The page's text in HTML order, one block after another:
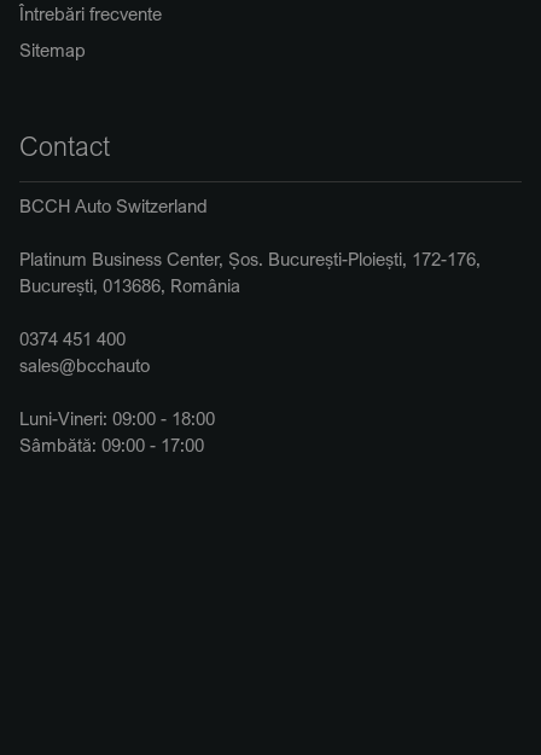
Întrebări frecvente
Sitemap
Contact
BCCH Auto Switzerland
Platinum Business Center, Șos. București-Ploiești, 172-176,
București, 013686, România
0374 451 400
sales@bcchauto
Luni-Vineri: 09:00 - 18:00
Sâmbătă: 09:00 - 17:00